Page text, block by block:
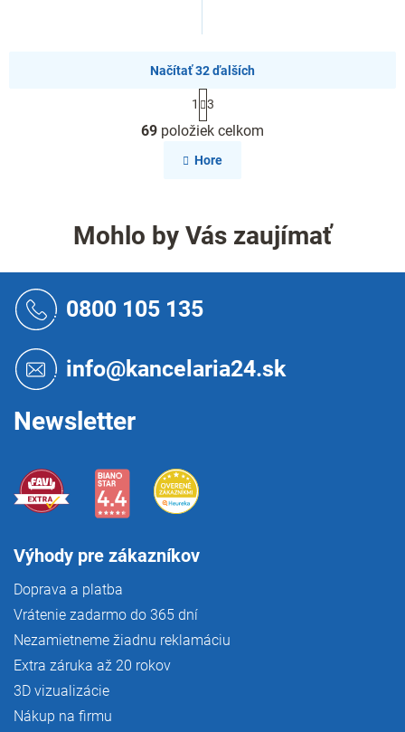
O
v
l
c
i
p
v
v
ý
Načítať 32 ďalších
S
t
r
á
n
n
i
1 3
69 položiek celkom
Hore
Mohlo by Vás zaujímať
0800 105 135
info@kancelaria24.sk
Newsletter
Výhody pre zákazníkov
Doprava a platba
Vrátenie zadarmo do 365 dní
Nezamietneme žiadnu reklamáciu
Extra záruka až 20 rokov
3D vizualizácie
Nákup na firmu